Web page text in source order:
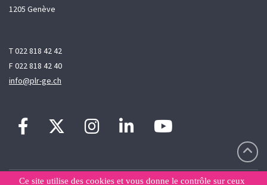
1205 Genève
T 022 818 42 42
F 022 818 42 40
info@plr-ge.ch
Ce site utilise des cookies et vous donne le contrôle sur ceux